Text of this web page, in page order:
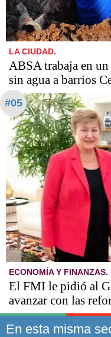
LA CIUDAD.
ABSA trabaja en
sin agua a barrios
#05
ECONOMÍA Y FINANZAS.
El FMI le pidió al
avanzar con las
En esta misma